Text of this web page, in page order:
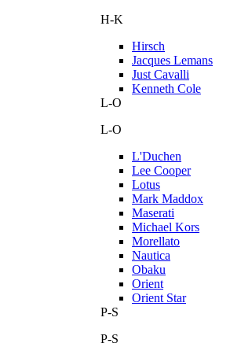
H-K
Hirsch
Jacques Lemans
Just Cavalli
Kenneth Cole
L-O
L-O
L'Duchen
Lee Cooper
Lotus
Mark Maddox
Maserati
Michael Kors
Morellato
Nautica
Obaku
Orient
Orient Star
P-S
P-S